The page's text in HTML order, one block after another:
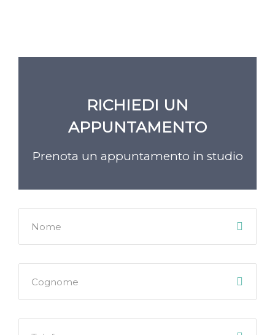
RICHIEDI UN
APPUNTAMENTO
Prenota un appuntamento in studio